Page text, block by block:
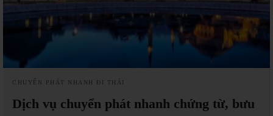
CHUYỂN PHÁT NHANH ĐI THÁI
Dịch vụ chuyển phát nhanh chứng từ, bưu